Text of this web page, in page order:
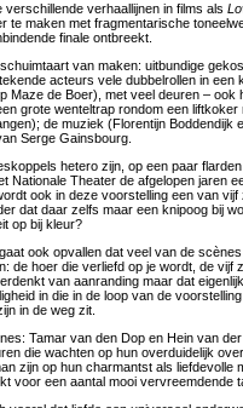
verhaallijnen in films als
te maken met fragmentarische
finale ontbreekt.
van maken: uitbundige
acteurs vele dubbelrollen in een
Maze de Boer), met veel deuren – ook
grote wenteltrap rondom een
de muziek (Florentijn Boddendijk
Serge Gainsbourg.
hetero zijn, op een paar
Nationale Theater de afgelopen jaren
ook in deze voorstelling een van
dat daar zelfs maar een knipoog bij
op bij kleur?
ook opvallen dat veel van de
de hoer die verliefd op je wordt, de vijf
van aanranding maar dat
in die in de loop van de
in de weg zit.
Tamar van den Dop en Hein van
die wachten op hun overduidelijk
zijn op hun charmantst als liefdevolle
voor een aantal mooi vervreemdende